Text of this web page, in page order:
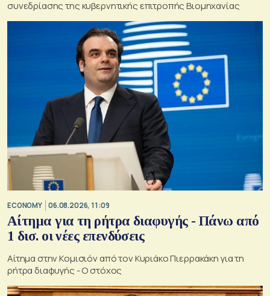
συνεδρίασης της κυβερνητικής επιτροπής Βιομηχανίας
ECONOMY 06.08.2026, 11:09
Αίτημα για τη ρήτρα διαφυγής - Πάνω από
1 δισ. οι νέες επενδύσεις
Αίτημα στην Κομισιόν από τον Κυριάκο Πιερρακάκη για τη
ρήτρα διαφυγής - Ο στόχος